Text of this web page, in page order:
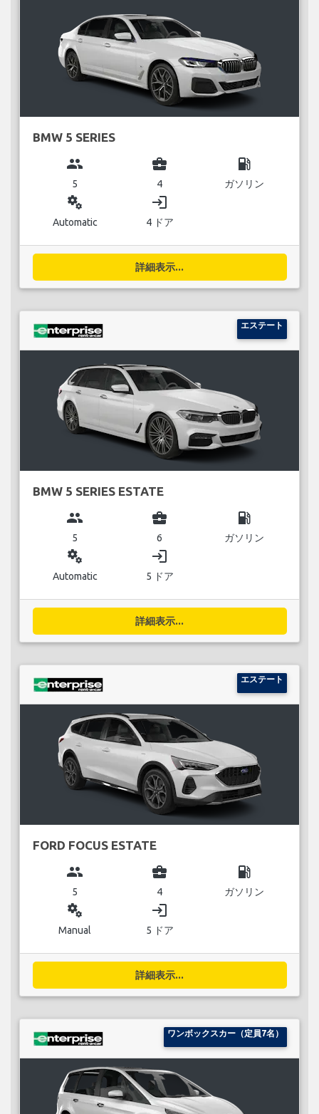
BMW 5 SERIES
group
5
business_center
4
local_gas_station
ガソリン
miscellaneous_services
Automatic
login
4 ドア
詳細表示...
エステート
BMW 5 SERIES ESTATE
group
5
business_center
6
local_gas_station
ガソリン
miscellaneous_services
Automatic
login
5 ドア
詳細表示...
エステート
FORD FOCUS ESTATE
group
5
business_center
4
local_gas_station
ガソリン
miscellaneous_services
Manual
login
5 ドア
詳細表示...
ワンボックスカー（定員7名）